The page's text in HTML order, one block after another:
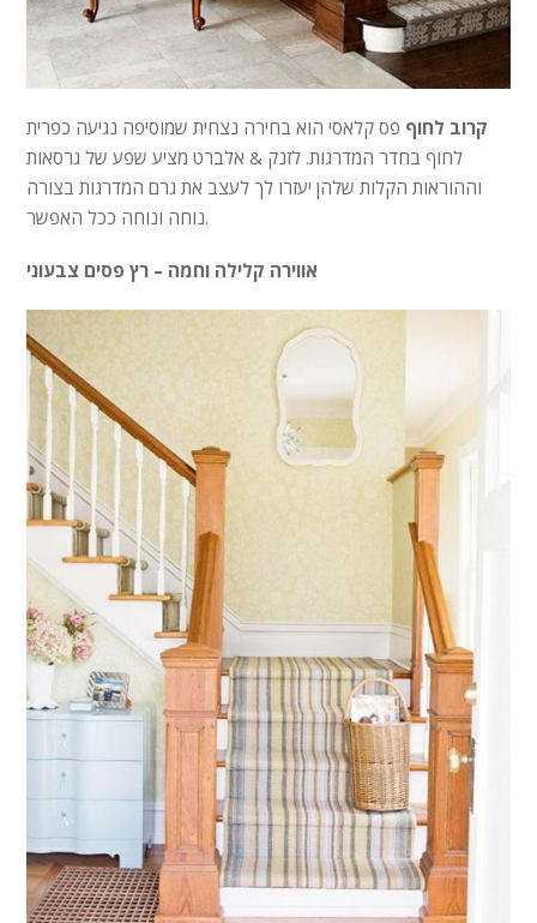
קרוב לחוף פס קלאסי הוא בחירה נצחית שמוסיפה נגיעה כפרית
לחוף בחדר המדרגות. לזנק & אלברט מציע שפע של גרסאות
וההוראות הקלות שלהן יעזרו לך לעצב את גרם המדרגות בצורה
נוחה ונוחה ככל האפשר.
אווירה קלילה וחמה – רץ פסים צבעוני